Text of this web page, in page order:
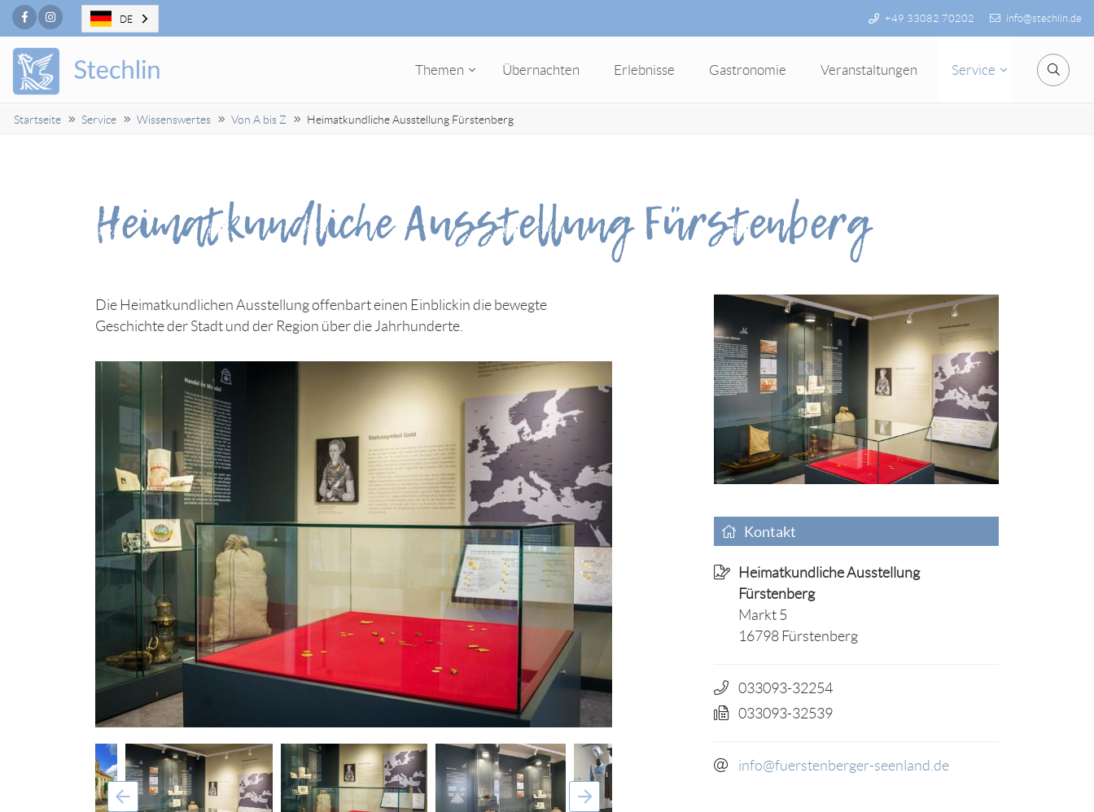
FacebookInstagram +49 33082 70202 info@stechlin.de
Themen Übernachten Erlebnisse Gastronomie Veranstaltungen Service Suche
Startseite Service Wissenswertes Von A bis Z Heimatkundliche Ausstellung Fürstenberg
Heimatkundliche Ausstellung Fürstenberg
Die Heimatkundlichen Ausstellung offenbart einen Einblickin die bewegte
Geschichte der Stadt und der Region über die Jahrhunderte.
Kontakt
Heimatkundliche Ausstellung
Fürstenberg
Markt 5
16798 Fürstenberg
033093-32254
033093-32539
info@fuerstenberger-seenland.de
DE